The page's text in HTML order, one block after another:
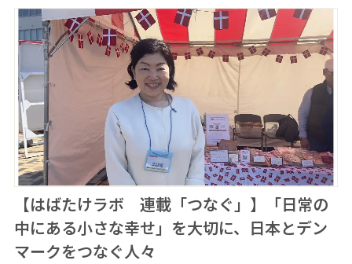
【はばたけラボ 連載「つなぐ」】「日常の
中にある小さな幸せ」を大切に、日本とデン
マークをつなぐ人々